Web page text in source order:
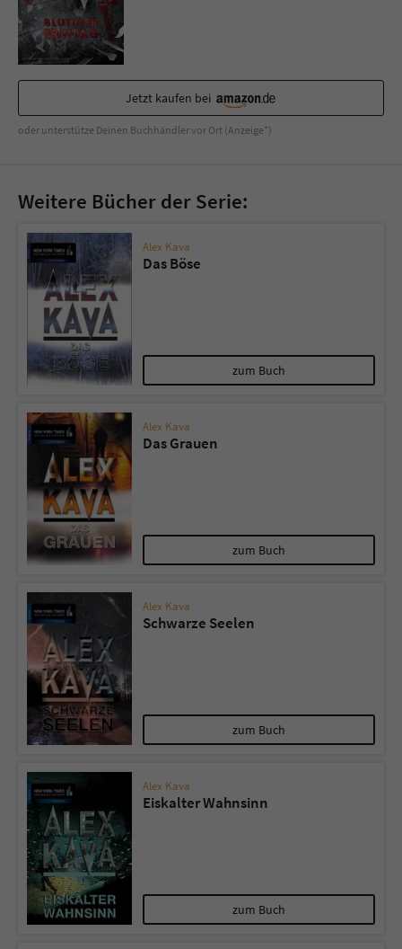
Jetzt kaufen bei
oder unterstütze Deinen Buchhändler vor Ort (Anzeige*)
Weitere Bücher der Serie:
Alex Kava
Das Böse
zum Buch
Alex Kava
Das Grauen
zum Buch
Alex Kava
Schwarze Seelen
zum Buch
Alex Kava
Eiskalter Wahnsinn
zum Buch